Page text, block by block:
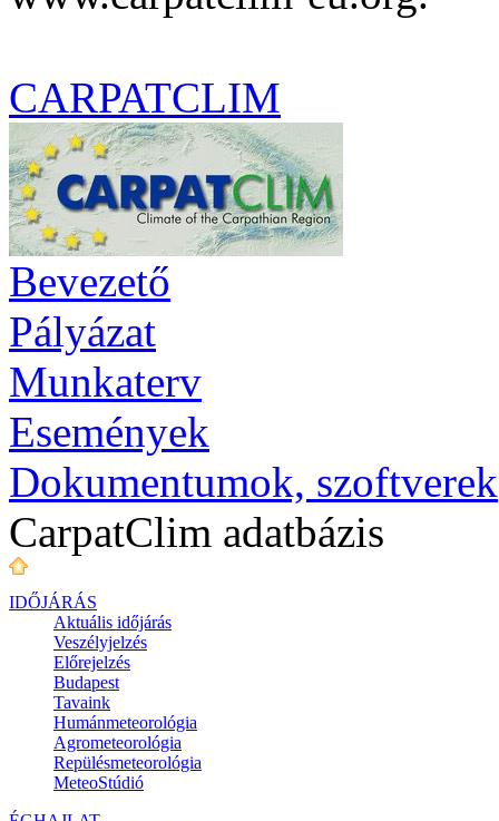
CARPATCLIM
Bevezető
Pályázat
Munkaterv
Események
Dokumentumok, szoftverek
CarpatClim adatbázis
IDŐJÁRÁS
Aktuális időjárás
Veszélyjelzés
Előrejelzés
Budapest
Tavaink
Humánmeteorológia
Agrometeorológia
Repülésmeteorológia
MeteoStúdió